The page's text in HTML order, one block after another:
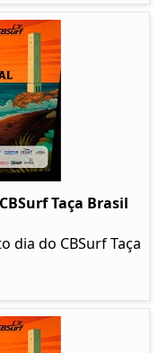
Taça Brasil
dia do CBSurf Taça